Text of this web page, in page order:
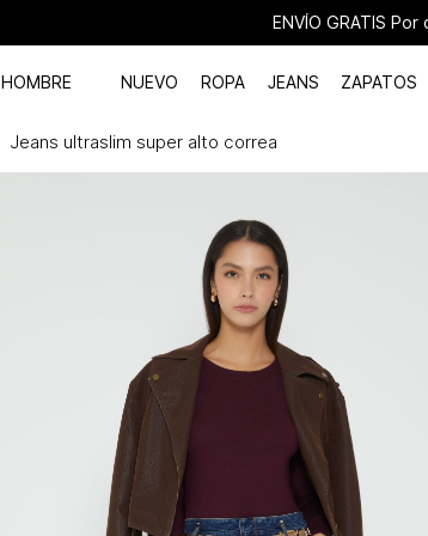
ENVÍO GRATIS
HOMBRE NUEVO ROPA JEANS ZAPATOS
Jeans ultraslim super alto correa